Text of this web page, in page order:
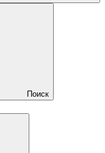
Поиск